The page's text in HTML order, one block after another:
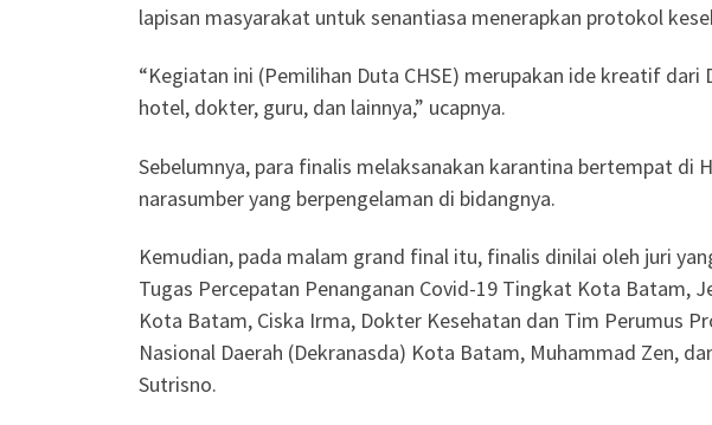
lapisan masyarakat untuk senantiasa menerapkan protokol
“Kegiatan ini (Pemilihan Duta CHSE) merupakan ide kreatif
hotel, dokter, guru, dan lainnya,” ucapnya.
Sebelumnya, para finalis melaksanakan karantina bertempat
narasumber yang berpengelaman di bidangnya.
Kemudian, pada malam grand final itu, finalis dinilai oleh juri
Tugas Percepatan Penanganan Covid-19 Tingkat Kota Batam,
Kota Batam, Ciska Irma, Dokter Kesehatan dan Tim Perumus
Nasional Daerah (Dekranasda) Kota Batam, Muhammad Zen,
Sutrisno.